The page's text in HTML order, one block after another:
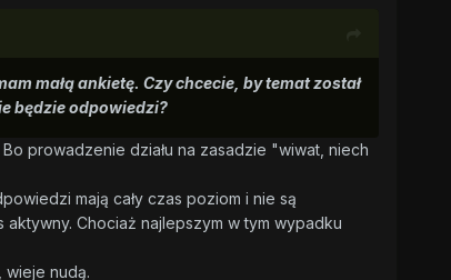
małą ankietę. Czy chcecie, by temat został
będzie odpowiedzi?
prowadzenie działu na zasadzie "wiwat, niech
mają cały czas poziom i nie są
Chociaż najlepszym w tym wypadku
nudą.